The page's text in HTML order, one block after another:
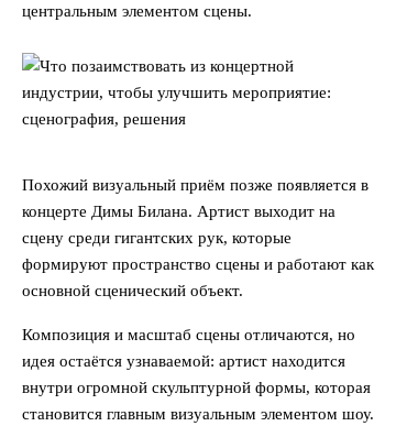
центральным элементом сцены.
Похожий визуальный приём позже появляется в
концерте Димы Билана. Артист выходит на
сцену среди гигантских рук, которые
формируют пространство сцены и работают как
основной сценический объект.
Композиция и масштаб сцены отличаются, но
идея остаётся узнаваемой: артист находится
внутри огромной скульптурной формы, которая
становится главным визуальным элементом шоу.